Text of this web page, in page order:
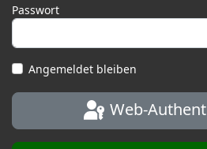
Passwort
Angemeldet bleiben
Web-